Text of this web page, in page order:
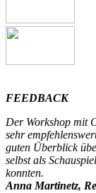
FEEDBACK
Der Workshop mit
sehr
guten Überblick
selbst als
konnten.
Anna Martinetz,